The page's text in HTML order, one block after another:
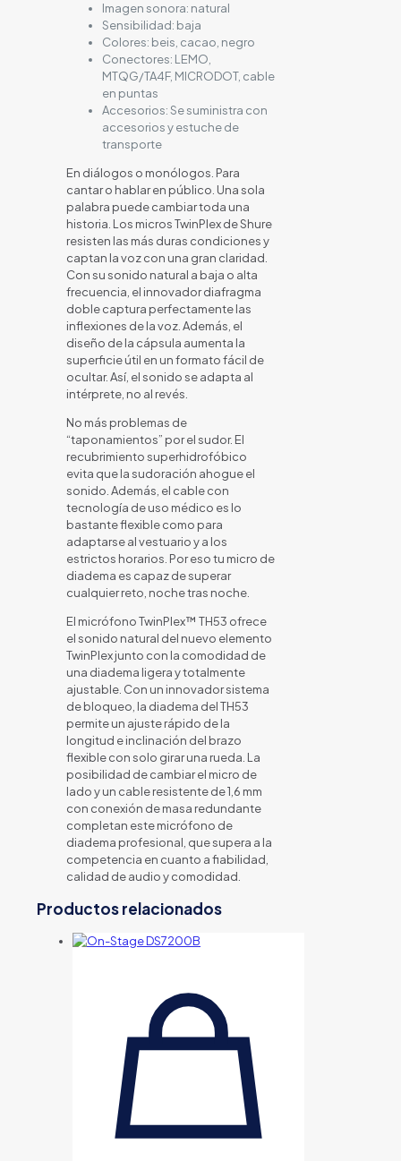
Imagen sonora: natural
Sensibilidad: baja
Colores: beis, cacao, negro
Conectores: LEMO,
MTQG/TA4F, MICRODOT, cable
en puntas
Accesorios: Se suministra con
accesorios y estuche de
transporte
En diálogos o monólogos. Para
cantar o hablar en público. Una sola
palabra puede cambiar toda una
historia. Los micros TwinPlex de Shure
resisten las más duras condiciones y
captan la voz con una gran claridad.
Con su sonido natural a baja o alta
frecuencia, el innovador diafragma
doble captura perfectamente las
inflexiones de la voz. Además, el
diseño de la cápsula aumenta la
superficie útil en un formato fácil de
ocultar. Así, el sonido se adapta al
intérprete, no al revés.
No más problemas de
“taponamientos” por el sudor. El
recubrimiento superhidrofóbico
evita que la sudoración ahogue el
sonido. Además, el cable con
tecnología de uso médico es lo
bastante flexible como para
adaptarse al vestuario y a los
estrictos horarios. Por eso tu micro de
diadema es capaz de superar
cualquier reto, noche tras noche.
El micrófono TwinPlex™ TH53 ofrece
el sonido natural del nuevo elemento
TwinPlex junto con la comodidad de
una diadema ligera y totalmente
ajustable. Con un innovador sistema
de bloqueo, la diadema del TH53
permite un ajuste rápido de la
longitud e inclinación del brazo
flexible con solo girar una rueda. La
posibilidad de cambiar el micro de
lado y un cable resistente de 1,6 mm
con conexión de masa redundante
completan este micrófono de
diadema profesional, que supera a la
competencia en cuanto a fiabilidad,
calidad de audio y comodidad.
Productos relacionados